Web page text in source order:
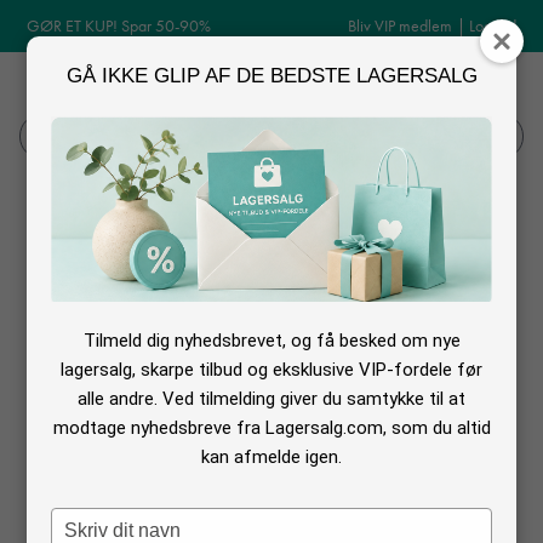
GØR ET KUP! Spar 50-90% Bliv VIP medlem | Log ind
Log ind MENU
Søg
Billige senge på outlet
Vi har fundet flere webshops frem til dig, hvor du kan findesenge rigtigt
og det er alle former for senge, både kontinental, boksmadrasser,
børnesenge samt diverse tilbehør til netop din seng. Find senge outlet
Find de gode tilbud her :-)
GÅ IKKE GLIP AF DE BEDSTE LAGERSALG
Tilmeld dig nyhedsbrevet, og få besked om nye
lagersalg, skarpe tilbud og eksklusive VIP-fordele før
alle andre. Ved tilmelding giver du samtykke til at
modtage nyhedsbreve fra Lagersalg.com, som du altid
kan afmelde igen.
Type